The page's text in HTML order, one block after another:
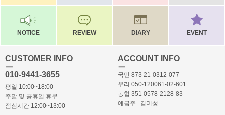
NOTICE REVIEW DIARY EVENT
CUSTOMER INFO
ㅡ
010-9441-3655
평일 10:00~18:00
주말 및 공휴일 휴무
점심시간 12:00~13:00
ACCOUNT INFO
ㅡ
국민 873-21-0312-077
우리 050-120061-02-601
농협 351-0578-2128-83
예금주 : 김미성